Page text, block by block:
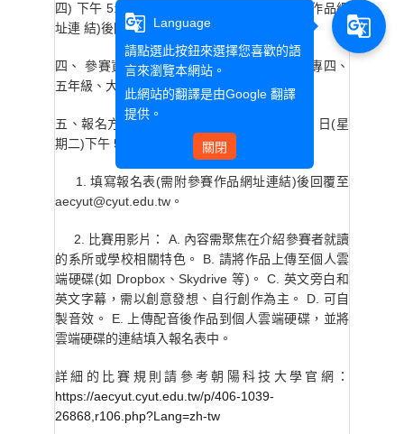
四) 下午 5:00 為止，請填寫報名表(需附參賽作品網
址連 結)後回覆至 aecyut@cyut.edu.tw。
四、 參賽資格：全國大專院校在校學生(含五專四、
五年級、大學部、碩士班)
五、報名方式 (一) 請於民國 109 年 12 月 31 日(星
期二)下午 5:00 前，完成以下報名手續。
1. 填寫報名表(需附參賽作品網址連結)後回覆至
aecyut@cyut.edu.tw。
2. 比賽用影片： A. 內容需聚焦在介紹參賽者就讀
的系所或學校相關特色。 B. 請將作品上傳至個人雲
端硬碟(如 Dropbox、Skydrive 等)。 C. 英文旁白和
英文字幕，需以創意發想、自行創作為主。 D. 可自
製音效。 E. 上傳配音後作品到個人雲端硬碟，並將
雲端硬碟的連結填入報名表中。
詳細的比賽規則請參考朝陽科技大學官網：
https://aecyut.cyut.edu.tw/p/406-1039-
26868,r106.php?Lang=zh-tw
g_translate
Language
請點選此按鈕來選擇您喜歡的語
言來瀏覽本網站。
此網站的翻譯是由Google 翻譯
提供。
關閉
g_translate